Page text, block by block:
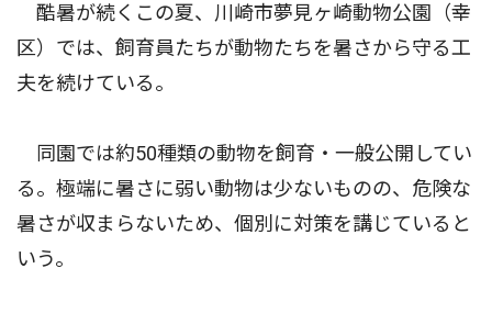
酷暑が続くこの夏、川崎市夢見ヶ崎動物公園（幸
区）では、飼育員たちが動物たちを暑さから守る工
夫を続けている。
同園では約50種類の動物を飼育・一般公開してい
る。極端に暑さに弱い動物は少ないものの、危険な
暑さが収まらないため、個別に対策を講じていると
いう。